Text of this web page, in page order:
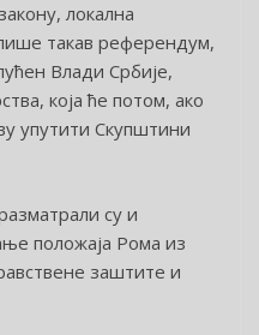
локална
такав референдум,
Влади Србије,
која ће потом, ако
упутити Скупштини
су и
положаја Рома из
заштите и